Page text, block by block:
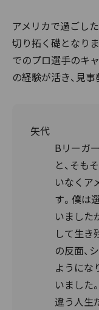
アメリカで過ごし
切り拓く礎となり
でのプロ選手のキ
の経験が活き、見事
矢代
Bリーガ
と、そも
いなくア
す。僕は
いました
して生き
の反面、
ようにな
いました
違う人生